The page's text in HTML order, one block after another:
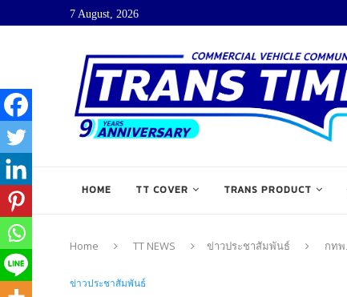
7 August, 2026
HOME TT COVER TRANS PRODUCT
Home TT NEWS ข่าวประชาสัมพันธ์ กทพ
ข่าวประชาสัมพันธ์